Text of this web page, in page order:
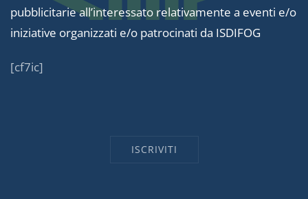
pubblicitarie all’interessato relativamente a eventi e/o
iniziative organizzati e/o patrocinati da ISDIFOG
[cf7ic]